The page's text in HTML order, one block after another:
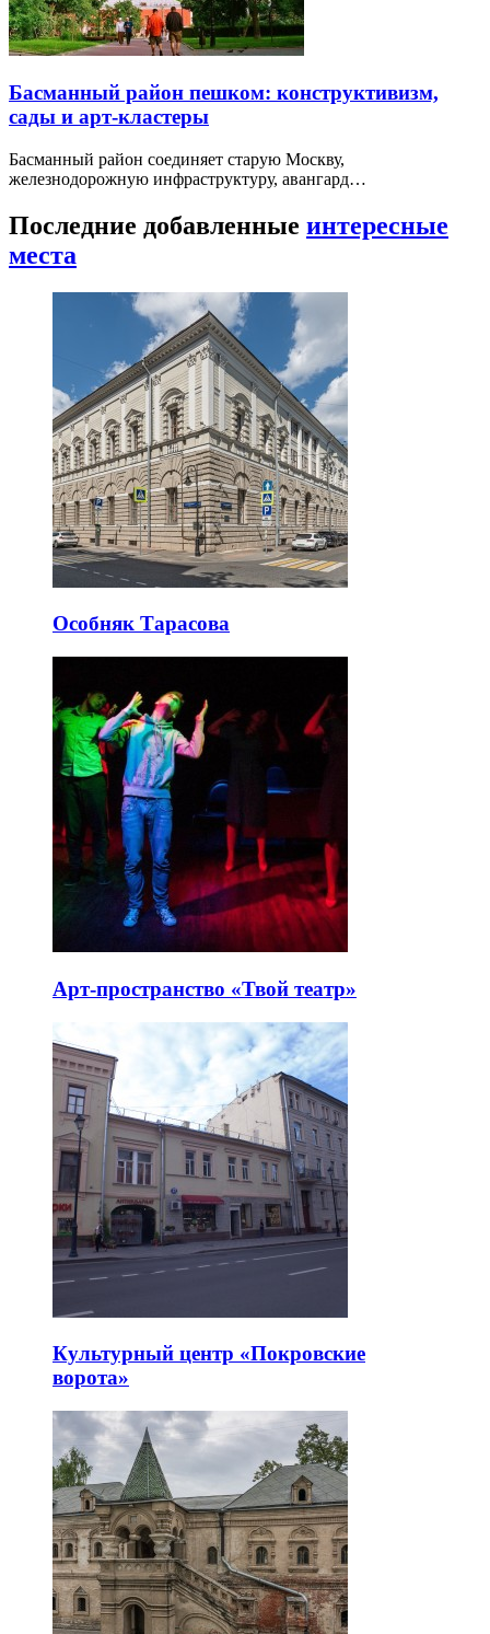
Басманный район пешком: конструктивизм,
сады и арт-кластеры
Басманный район соединяет старую Москву,
железнодорожную инфраструктуру, авангард…
Последние добавленные интересные
места
Особняк Тарасова
Арт-пространство «Твой театр»
Культурный центр «Покровские
ворота»